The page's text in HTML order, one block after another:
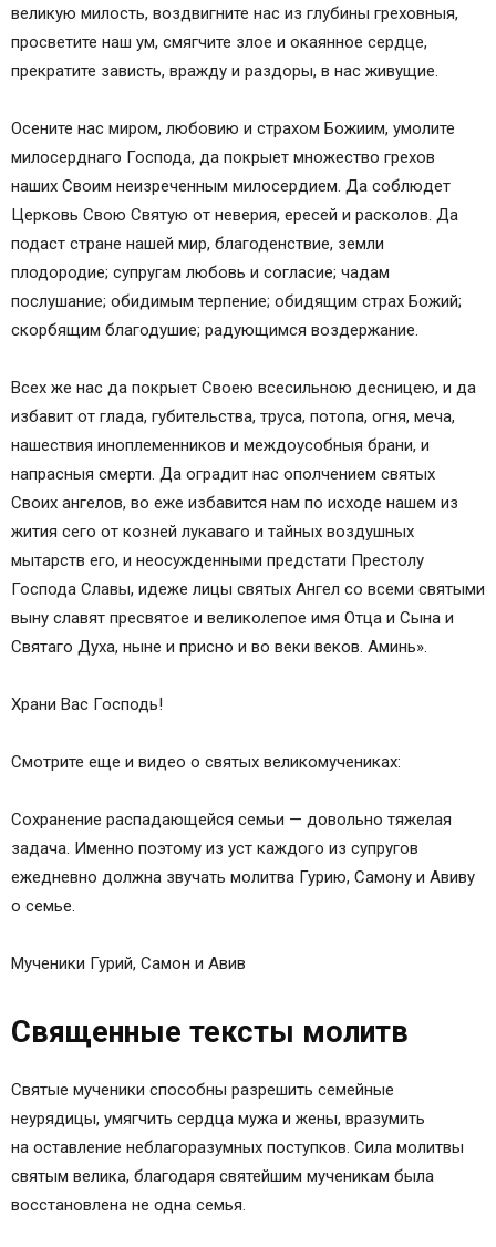
великую милость, воздвигните нас из глубины греховныя,
просветите наш ум, смягчите злое и окаянное сердце,
прекратите зависть, вражду и раздоры, в нас живущие.
Осените нас миром, любовию и страхом Божиим, умолите
милосерднаго Господа, да покрыет множество грехов
наших Своим неизреченным милосердием. Да соблюдет
Церковь Свою Святую от неверия, ересей и расколов. Да
подаст стране нашей мир, благоденствие, земли
плодородие; супругам любовь и согласие; чадам
послушание; обидимым терпение; обидящим страх Божий;
скорбящим благодушие; радующимся воздержание.
Всех же нас да покрыет Своею всесильною десницею, и да
избавит от глада, губительства, труса, потопа, огня, меча,
нашествия иноплеменников и междоусобныя брани, и
напрасныя смерти. Да оградит нас ополчением святых
Своих ангелов, во еже избавится нам по исходе нашем из
жития сего от козней лукаваго и тайных воздушных
мытарств его, и неосужденными предстати Престолу
Господа Славы, идеже лицы святых Ангел со всеми святыми
выну славят пресвятое и великолепое имя Отца и Сына и
Святаго Духа, ныне и присно и во веки веков. Аминь».
Храни Вас Господь!
Смотрите еще и видео о святых великомучениках:
Сохранение распадающейся семьи — довольно тяжелая
задача. Именно поэтому из уст каждого из супругов
ежедневно должна звучать молитва Гурию, Самону и Авиву
о семье.
Мученики Гурий, Самон и Авив
Священные тексты молитв
Святые мученики способны разрешить семейные
неурядицы, умягчить сердца мужа и жены, вразумить
на оставление неблагоразумных поступков. Сила молитвы
святым велика, благодаря святейшим мученикам была
восстановлена не одна семья.